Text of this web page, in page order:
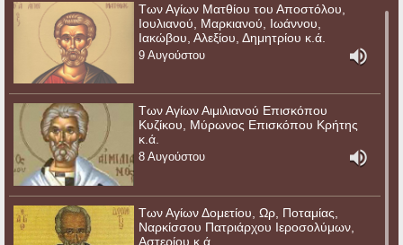
Των Αγίων Ματθίου του Αποστόλου,
Ιουλιανού, Μαρκιανού, Ιωάννου,
Ιακώβου, Αλεξίου, Δημητρίου κ.ά.
9 Αυγούστου
Των Αγίων Αιμιλιανού Επισκόπου
Κυζίκου, Μύρωνος Επισκόπου Κρήτης
κ.ά.
8 Αυγούστου
Των Αγίων Δομετίου, Ωρ, Ποταμίας,
Ναρκίσσου Πατριάρχου Ιεροσολύμων,
Αστερίου κ.ά.